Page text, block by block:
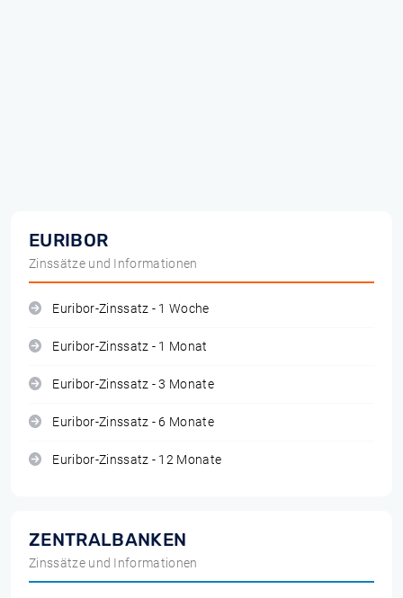
EURIBOR
Zinssätze und Informationen
Euribor-Zinssatz - 1 Woche
Euribor-Zinssatz - 1 Monat
Euribor-Zinssatz - 3 Monate
Euribor-Zinssatz - 6 Monate
Euribor-Zinssatz - 12 Monate
ZENTRALBANKEN
Zinssätze und Informationen